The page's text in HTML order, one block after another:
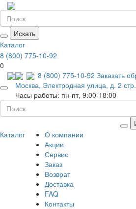
Искать
Каталог
8 (800) 775-10-92
0
8 (800) 775-10-92 Заказать
Москва, Электродная улица, д. 2
Часы работы: пн-пт, 9:00-18:00
Каталог
О компании
Акции
Сервис
Заказ
Возврат
Доставка
FAQ
Контакты